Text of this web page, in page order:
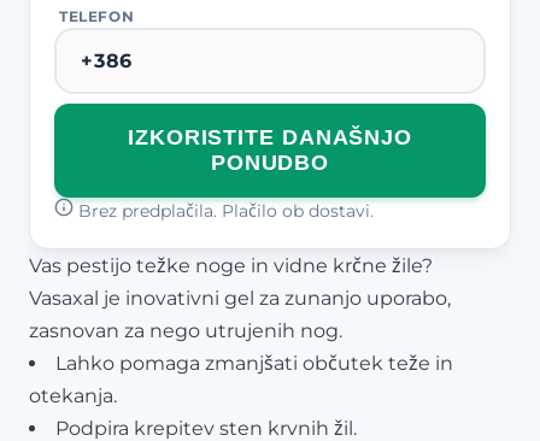
TELEFON
IZKORISTITE DANAŠNJO
PONUDBO
Brez predplačila. Plačilo ob dostavi.
Vas pestijo težke noge in vidne krčne žile?
Vasaxal je inovativni gel za zunanjo uporabo,
zasnovan za nego utrujenih nog.
Lahko pomaga zmanjšati občutek teže in
otekanja.
Podpira krepitev sten krvnih žil.